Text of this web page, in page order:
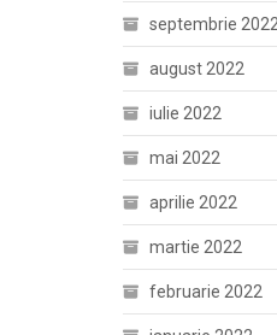
septembrie 2022
august 2022
iulie 2022
mai 2022
aprilie 2022
martie 2022
februarie 2022